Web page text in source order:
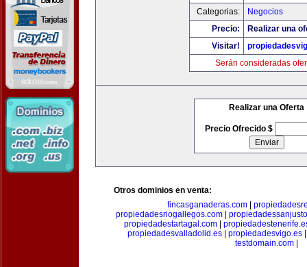
Categorias:
Negocios
Precio:
Realizar una
Visitar!
Serán consideradas
Realizar una Oferta
Precio Ofrecido $
Otros dominios en venta:
fincasganaderas.com|
propiedadesriogallegos.com|
propiedadestartagal.com|
propiedadesvalladolid.es
propiedadesvigo.es
testdomain.com